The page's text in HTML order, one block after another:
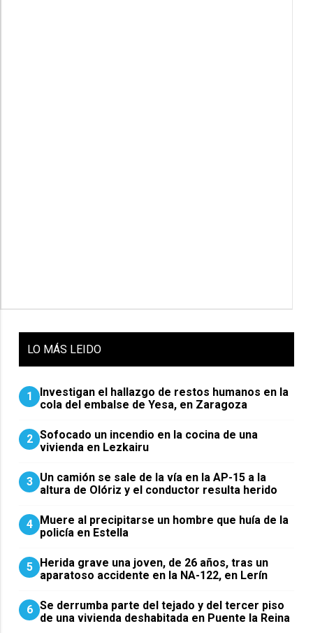
LO MÁS LEIDO
1
Investigan el hallazgo de restos humanos en la
cola del embalse de Yesa, en Zaragoza
2 Sofocado un incendio en la cocina de una
vivienda en Lezkairu
3 Un camión se sale de la vía en la AP-15 a la
altura de Olóriz y el conductor resulta herido
4 Muere al precipitarse un hombre que huía de la
policía en Estella
5 Herida grave una joven, de 26 años, tras un
aparatoso accidente en la NA-122, en Lerín
6 Se derrumba parte del tejado y del tercer piso
de una vivienda deshabitada en Puente la Reina